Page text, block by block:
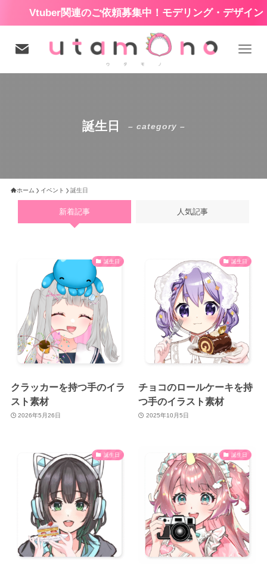
Vtuber関連のご依頼募集中！モデリング・デザイン・
誕生日 – category –
ホーム イベント 誕生日
新着記事 人気記事
誕生日
クラッカーを持つ手のイラ
スト素材
2026年5月26日
誕生日
チョコのロールケーキを持
つ手のイラスト素材
2025年10月5日
誕生日 誕生日